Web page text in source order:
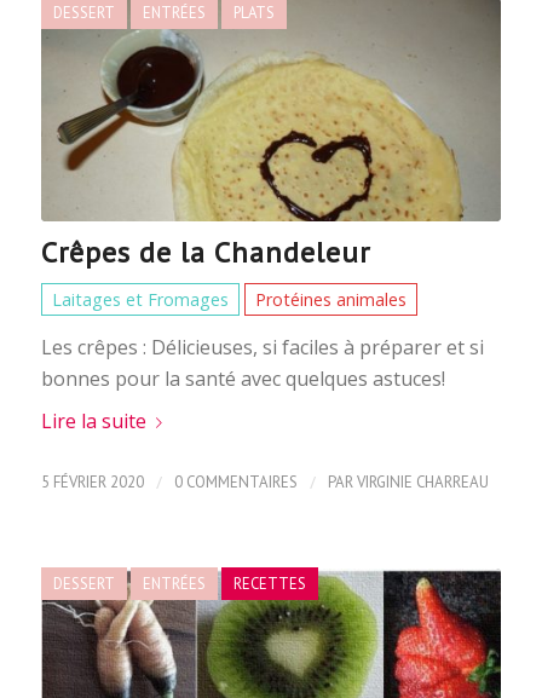
Crêpes de la Chandeleur
DESSERT ENTRÉES PLATS
Laitages et Fromages Protéines animales
Les crêpes : Délicieuses, si faciles à préparer et si
bonnes pour la santé avec quelques astuces!
Lire la suite
5 FÉVRIER 2020 / 0 COMMENTAIRES / PARVIRGINIE CHARREAU
DESSERT ENTRÉES RECETTES